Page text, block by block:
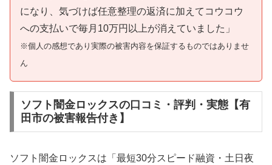
になり、気づけば任意整理の返済に加えてコウコウ
への支払いで毎月10万円以上が消えていました」
※個人の感想であり実際の被害内容を保証するものではありませ
ん
ソフト闇金ロックスの口コミ・評判・実態【有
田市の被害報告付き】
ソフト闇金ロックスは「最短30分スピード融資・土日夜